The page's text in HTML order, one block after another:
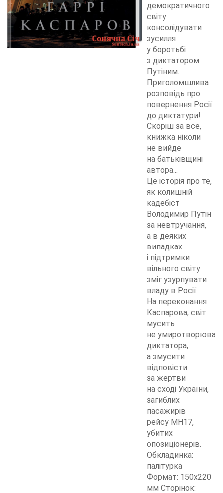
демократичного
світу
консолідувати
зусилля
у боротьбі
з диктатором
Путіним.
Приголомшлива
розповідь про
повернення Росії
до диктатури!
Скоріш за все,
книжка ніколи
не вийде
на батьківщині
автора...
Це історія про те,
як колишній
кадебіст
Володимир Путін
за невтручання,
а в деяких
випадках
і підтримки
вільного світу
зміг узурпувати
владу в Росії.
На переконання
Каспарова, світ
мусить
не
диктатора,
а змусити
відповісти
за жертви
на сході України,
загиблих
пасажирів
рейсу MН17,
убитих
опозиціонерів.
Обкладинка:
палітурка
Формат: 150x220
мм Сторінок: